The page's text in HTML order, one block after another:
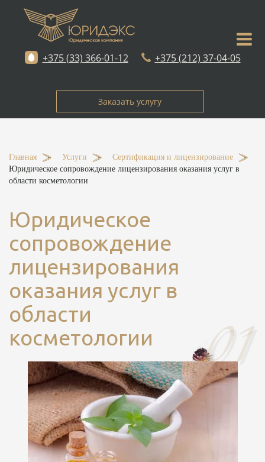
+375 (33) 366-01-12 +375 (212) 37-04-05
Заказать услугу
Главная - Услуги - Сертификация и лицензирование
-
Юридическое сопровождение лицензирования оказания услуг в
области косметологии
Юридическое
сопровождение
лицензирования
оказания услуг в
области
косметологии